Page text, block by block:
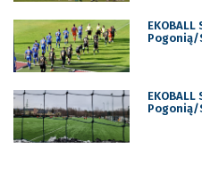
Pogonią/
Pogonią/